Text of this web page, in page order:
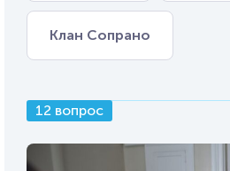
Клан Сопрано
12 вопрос